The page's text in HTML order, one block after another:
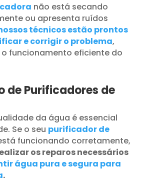
não está secando
ou apresenta ruídos
técnicos estão prontos
e corrigir o problema,
funcionamento eficiente do
de Purificadores de
da água é essencial
Se o seu purificador de
funcionando corretamente,
os reparos necessários
água pura e segura para
.